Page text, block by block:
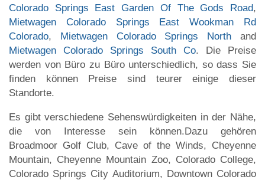
Colorado Springs East Garden Of The Gods Road,
Mietwagen Colorado Springs East Wookman Rd
Colorado, Mietwagen Colorado Springs North and
Mietwagen Colorado Springs South Co. Die Preise
werden von Büro zu Büro unterschiedlich, so dass Sie
finden können Preise sind teurer einige dieser
Standorte.
Es gibt verschiedene Sehenswürdigkeiten in der Nähe,
die von Interesse sein können.Dazu gehören
Broadmoor Golf Club, Cave of the Winds, Cheyenne
Mountain, Cheyenne Mountain Zoo, Colorado College,
Colorado Springs City Auditorium, Downtown Colorado